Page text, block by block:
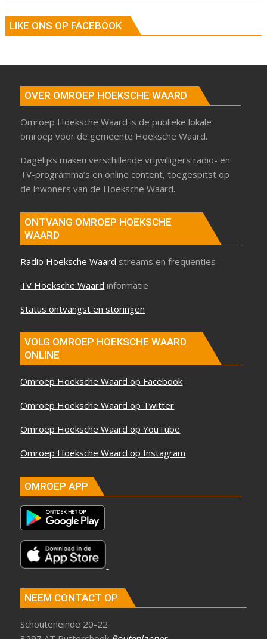
LIKE ONS OP FACEBOOK
OVER OMROEP HOEKSCHE WAARD
Omroep Hoeksche Waard is de publieke lokale
omroep voor de gemeente Hoeksche Waard.
Dagelijks maken verschillende vrijwilligers radio- en
TV-programma’s en online content, toegespitst op
de inwoners van de Hoeksche Waard.
ONTVANG OMROEP HOEKSCHE
WAARD
Radio Hoeksche Waard streams en frequenties
TV Hoeksche Waard informatie
Status ontvangst en storingen
VOLG OMROEP HOEKSCHE WAARD
ONLINE
Omroep Hoeksche Waard op Facebook
Omroep Hoeksche Waard op Twitter
Omroep Hoeksche Waard op YouTube
Omroep Hoeksche Waard op Instagram
OMROEP APP
NEEM CONTACT OP
Schouteneinde 20-22